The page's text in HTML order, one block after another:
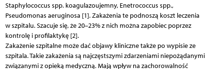
Staphylococcus spp. koagulazoujemny, Enetrococcus spp.,
Pseudomonas aeruginosa [1]. Zakażenia te podnoszą koszt leczenia
w szpitalu. Szacuje się, że 20–23% z nich można zapobiec poprzez
kontrolę i profilaktykę [2].
Zakażenie szpitalne może dać objawy kliniczne także po wypisie ze
szpitala. Takie zakażenia są najczęstszymi zdarzeniami niepożądanymi
związanymi z opieką medyczną. Mają wpływ na zachorowalność